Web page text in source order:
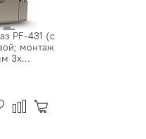
PF-431 (с
монтаж
3х...